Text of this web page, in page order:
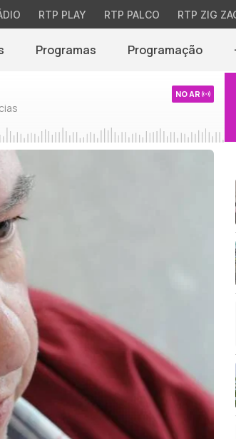
RTP PLAY RTP PALCO RTP ZIG
Programas Programação
NO AR